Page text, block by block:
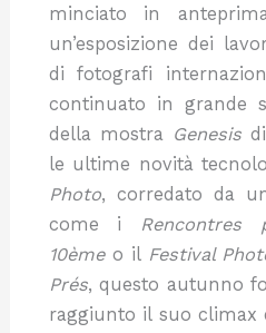
minciato in
un’esposizione dei
di fotografi
continuato in grande
della mostra Genesisdi
le ultime novità
Photo, corredato da
come i
Rencontres
10èmeo il Festival
Prés, questo autunno
raggiunto il suo